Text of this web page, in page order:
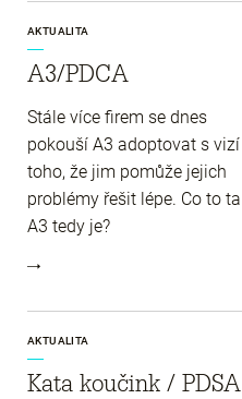
AKTUALITA
A3/PDCA
Stále více firem se dnes
pokouší A3 adoptovat s vizí
toho, že jim pomůže jejich
problémy řešit lépe. Co to ta
A3 tedy je?
AKTUALITA
Kata koučink / PDSA